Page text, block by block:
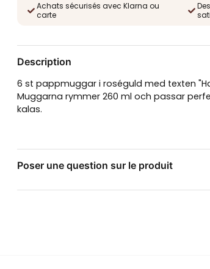
Achats sécurisés avec Klarna ou
carte
Description
6 st pappmuggar i roséguld med texten
Muggarna rymmer 260 ml och passar
kalas.
Poser une question sur le produit